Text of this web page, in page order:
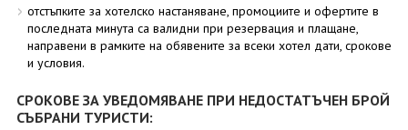
отстъпките за хотелско настаняване, промоциите и офертите в
последната минута са валидни при резервация и плащане,
направени в рамките на обявените за всеки хотел дати, срокове
и условия.
СРОКОВЕ ЗА УВЕДОМЯВАНЕ ПРИ НЕДОСТАТЪЧЕН БРОЙ
СЪБРАНИ ТУРИСТИ: